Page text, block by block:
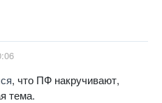
, что ПФ накручивают,
тема.